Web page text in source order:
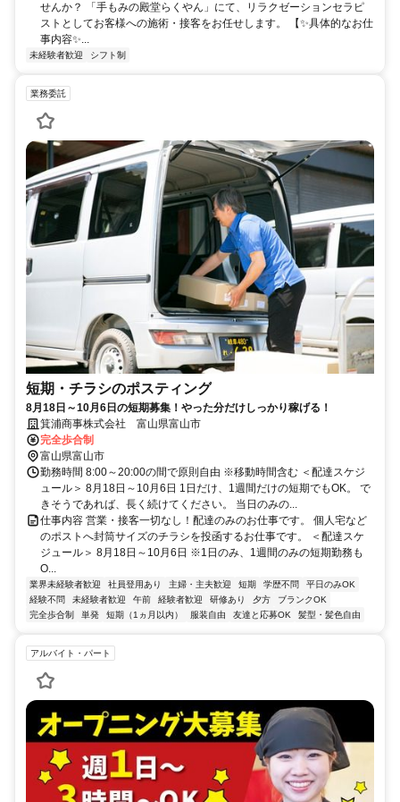
せんか？ 「手もみの殿堂らくやん」にて、リラクゼーションセラピ
ストとしてお客様への施術・接客をお任せします。 【✨具体的なお仕
事内容✨...
未経験者歓迎 シフト制
業務委託
短期・チラシのポスティング
8月18日～10月6日の短期募集！やった分だけしっかり稼げる！
箕浦商事株式会社 富山県富山市
完全歩合制
富山県富山市
勤務時間 8:00～20:00の間で原則自由 ※移動時間含む ＜配達スケジ
ュール＞ 8月18日～10月6日 1日だけ、1週間だけの短期でもOK。 で
きそうであれば、長く続けてください。 当日のみの...
仕事内容 営業・接客一切なし！配達のみのお仕事です。 個人宅など
のポストへ封筒サイズのチラシを投函するお仕事です。 ＜配達スケ
ジュール＞ 8月18日～10月6日 ※1日のみ、1週間のみの短期勤務も
O...
業界未経験者歓迎 社員登用あり 主婦・主夫歓迎 短期 学歴不問
平日のみOK
経験不問
未経験者歓迎 午前 経験者歓迎 研修あり 夕方
ブランクOK
完全歩合制
単発 短期（1ヵ月以内） 服装自由 友達と応募OK 髪型・髪色自由
アルバイト・パート